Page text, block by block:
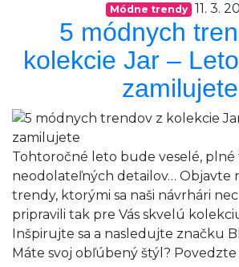
Módne trendy 11. 3.
5 módnych
kolekcie Jar –
zamilujete
Tohtoročné leto bude veselé, plné
neodolateľných detailov… Objavte
trendy, ktorými sa naši návrhári
pripravili tak pre Vás skvelú
Inšpirujte sa a nasledujte značku
Máte svoj obľúbený štýl?